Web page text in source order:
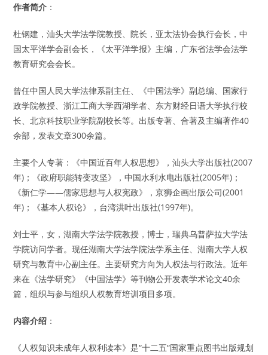
作者简介 ：
杜钢建，汕头大学法学院教授、院长，亚太法协会执行会长，中
国太平洋学会副会长，《太平洋学报》主编，广东省法学会法学
教育研究会会长。
曾任中国人民大学法律系副主任、《中国法学》副总编、国家行
政学院教授、浙江工商大学西湖学者、东方财经日语大学执行校
长、北京科技职业学院副校长等。出版专著、合著及主编著作40
余部，发表文章300余篇。
主要个人专著：《中国近百年人权思想》，汕头大学出版社(2007
年)；《政府职能转变攻坚》，中国水利水电出版社(2005年)；
《新仁学——儒家思想与人权宪政》，京狮企画出版公司(2001
年)；《基本人权论》，台湾洪叶出版社(1997年)。
刘士平，女，湖南大学法学院教授，博士，瑞典乌普萨拉大学法
学院访问学者。现任湖南大学法学院法学系主任、湖南大学人权
研究与教育中心副主任。主要研究方向为人权法与行政法。近年
来在《法学研究》《中国法学》等刊物公开发表学术论文40余
篇，组织与参与组织人权教育培训项目多项。
内容介绍 ：
《人权知识未成年人权利读本》是“十二五“国家重点图书出版规划